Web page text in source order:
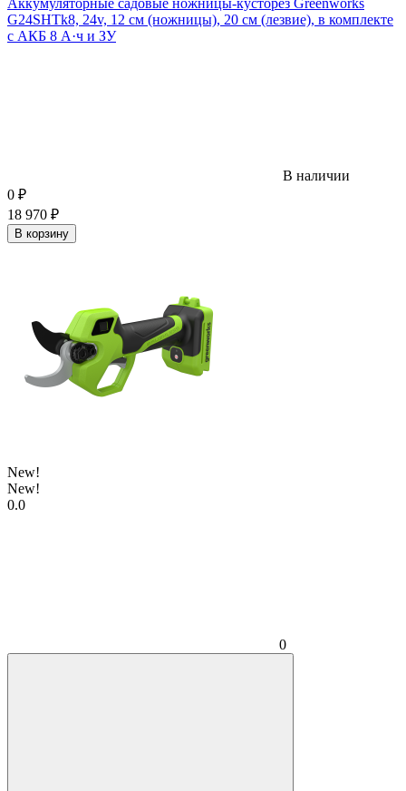
G24SHTk8, 24v, 12 см (ножницы), 20 см (лезвие), в комплекте
с АКБ 8 А·ч и ЗУ
В наличии
0 ₽
18 970 ₽
В корзину
New!
New!
0.0
0